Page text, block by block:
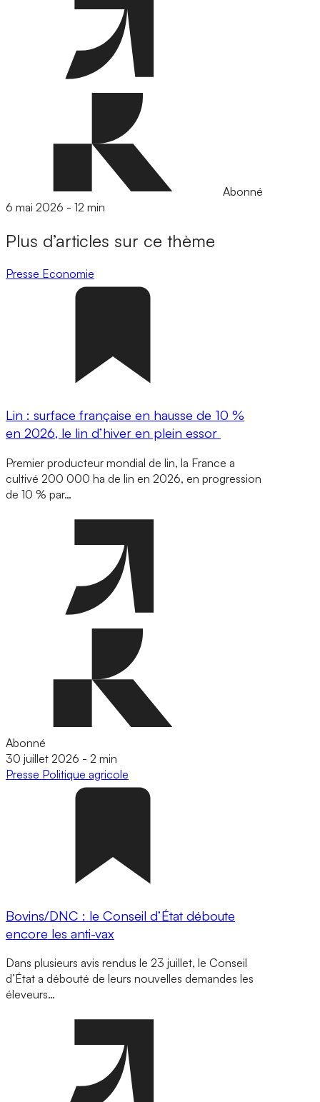
Abonné
6 mai 2026 - 12 min
Plus d’articles sur ce thème
Presse Economie
Lin : surface française en hausse de 10 %
en 2026, le lin d’hiver en plein essor
Premier producteur mondial de lin, la France a
cultivé 200 000 ha de lin en 2026, en progression
de 10 % par…
Abonné
30 juillet 2026 - 2 min
Presse Politique agricole
Bovins/DNC : le Conseil d’État déboute
encore les anti-vax
Dans plusieurs avis rendus le 23 juillet, le Conseil
d’État a débouté de leurs nouvelles demandes les
éleveurs…